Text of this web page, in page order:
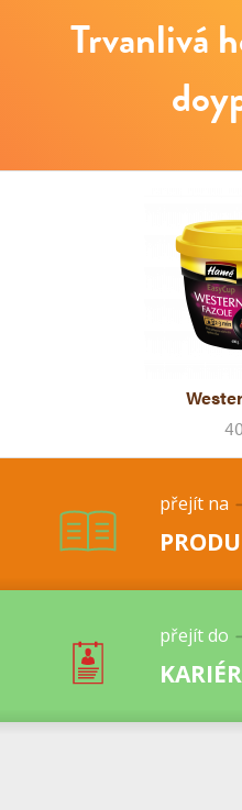
Trvanlivá
přejít na
přejít do